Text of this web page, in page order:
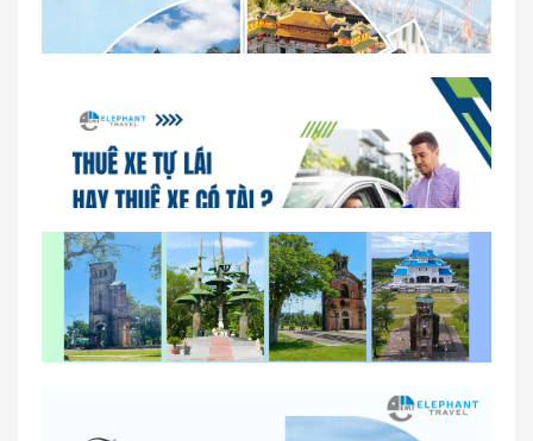
Dịch vụ thuê xe 16 chỗ tại Huế 2026
So sánh thuê xe tự lái và thuê xe có tài xế tại Huế